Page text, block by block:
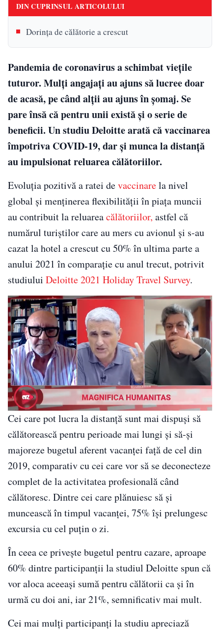
DIN CUPRINSUL ARTICOLULUI
Dorința de călătorie a crescut
Pandemia de coronavirus a schimbat viețile
tuturor. Mulți angajați au ajuns să lucree doar
de acasă, pe când alții au ajuns în șomaj. Se
pare însă că pentru unii există și o serie de
beneficii. Un studiu Deloitte arată că vaccinarea
împotriva COVID-19, dar și munca la distanță
au impulsionat reluarea călătoriilor.
Evoluția pozitivă a ratei devaccinarela nivel
global și menținerea flexibilității în piața muncii
au contribuit la reluareacălătoriilor, astfel că
numărul turiștilor care au mers cu avionul și s-au
cazat la hotel a crescut cu 50% în ultima parte a
anului 2021 în comparație cu anul trecut, potrivit
studiului Deloitte 2021 Holiday Travel Survey.
Cei care pot lucra la distanță sunt mai dispuși să
călătorească pentru perioade mai lungi și să-și
majoreze bugetul aferent vacanței față de cel din
2019, comparativ cu cei care vor să se deconecteze
complet de la activitatea profesională când
călătoresc. Dintre cei care plănuiesc să și
muncească în timpul vacanței, 75% își prelungesc
excursia cu cel puțin o zi.
În ceea ce privește bugetul pentru cazare, aproape
60% dintre participanții la studiul Deloitte spun că
vor aloca aceeași sumă pentru călătorii ca și în
urmă cu doi ani, iar 21%, semnificativ mai mult.
Cei mai mulți participanți la studiu apreciază